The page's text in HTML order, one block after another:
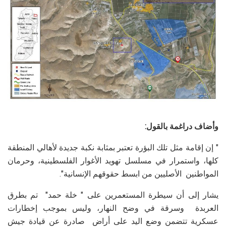
وأضاف دراغمة بالقول:
" إن إقامة مثل تلك البؤرة تعتبر بمثابة نكبة جديدة لأهالي المنطقة
كلها، واستمرار في مسلسل تهويد الأغوار الفلسطينية، وحرمان
المواطنين الأصليين من ابسط حقوقهم الإنسانية".
يشار إلى أن سيطرة المستعمرين على " خلة حمد" تم بطرق
العربدة وسرقة في وضح النهار، وليس بموجب إخطارات
عسكرية تتضمن وضع اليد على أراض صادرة عن قيادة جيش